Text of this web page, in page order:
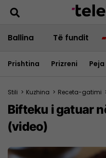
Ballina Të fundit
Prishtina Prizreni Peja
Stili > Kuzhina > Receta-gatimi
Bifteku i gatuar
(video)